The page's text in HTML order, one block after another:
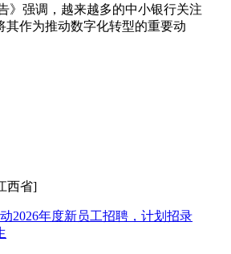
》强调，越来越多的中小银行关注
其作为推动数字化转型的重要动
西省]
2026年度新员工招聘，计划招录